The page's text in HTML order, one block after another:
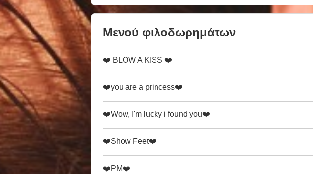
Μενού φιλοδωρημάτων
❤️ BLOW A KISS ❤️
❤️you are a princess❤️
❤️Wow, I'm lucky i found you❤️
❤️Show Feet❤️
❤️PM❤️